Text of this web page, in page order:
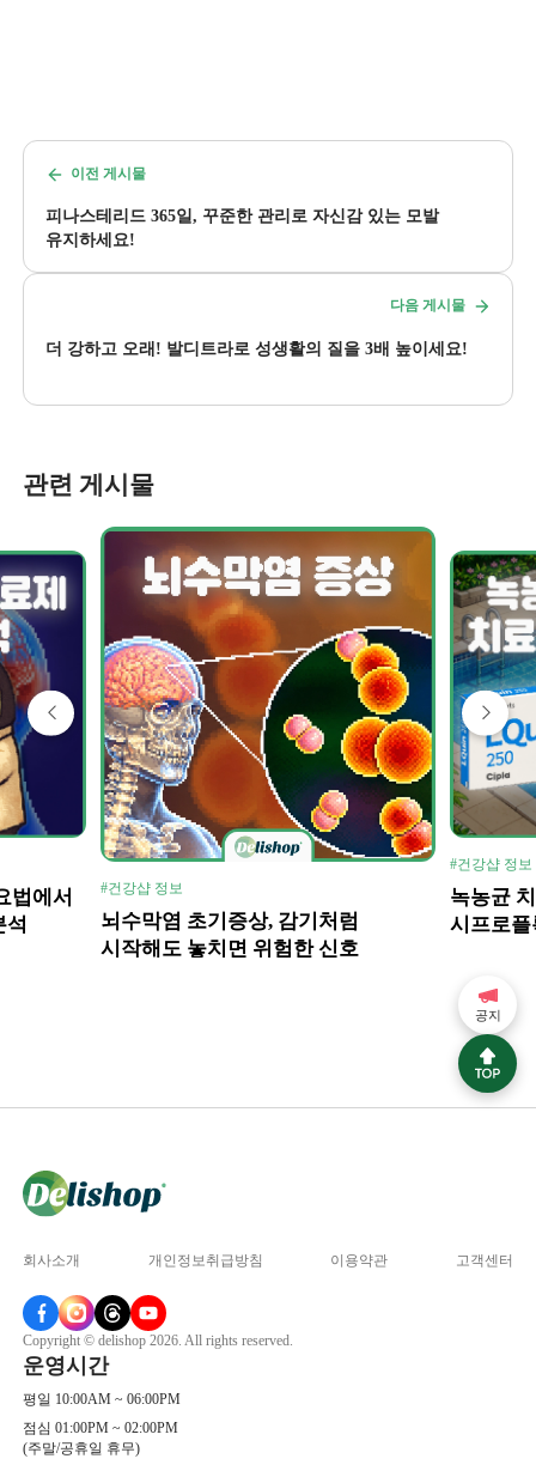
이전 게시물
피나스테리드 365일, 꾸준한 관리로 자신감 있는 모발
유지하세요!
다음 게시물
더 강하고 오래! 발디트라로 성생활의 질을 3배 높이세요!
관련 게시물
법에서
석
#건강샵 정보
뇌수막염 초기증상, 감기처럼
시작해도 놓치면 위험한 신호
#건강샵 정보
녹농균
시프로
회사소개 개인정보취급방침 이용약관 고객센터
Copyright © delishop 2026. All rights reserved.
운영시간
평일 10:00AM ~ 06:00PM
점심 01:00PM ~ 02:00PM
(주말/공휴일 휴무)
공지